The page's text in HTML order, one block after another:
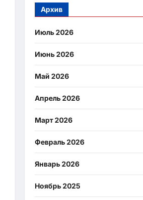
Архив
Июль 2026
Июнь 2026
Май 2026
Апрель 2026
Март 2026
Февраль 2026
Январь 2026
Ноябрь 2025